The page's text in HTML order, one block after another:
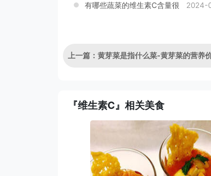
王”？
有哪些蔬菜的维生素C含量很
2024-
上一篇：黄芽菜是指什么菜-黄芽菜的营养
『维生素C』相关美食